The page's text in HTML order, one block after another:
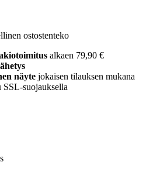
ostostenteko
alkaen 79,90 €
näyte jokaisen tilauksen mukana
SSL-suojauksella